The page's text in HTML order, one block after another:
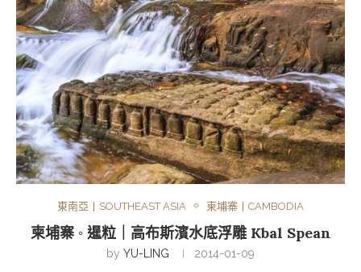
東南亞丨SOUTHEAST ASIA 柬埔寨丨CAMBODIA
柬埔寨 ◦ 暹粒｜高布斯濱水底浮雕 Kbal Spean
by YU-LING 2014-01-09